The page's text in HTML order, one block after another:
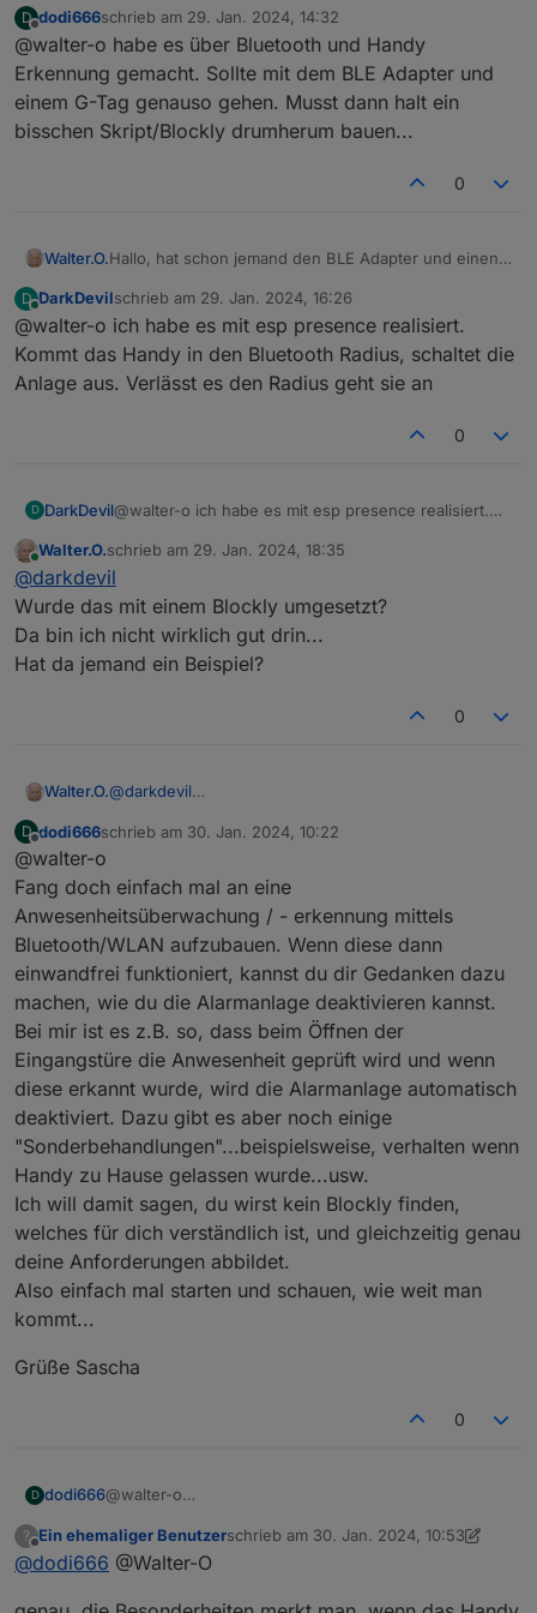
Möchte erreichen das wenn der G-tag von BLE
erkannt wird das die Alarmanlage abgeschalten wird.
Hoffe mir kann geholfen werden. Danke
D
Offline
dodi666schrieb am 29. Jan. 2024, 14:32
zuletzt editiert von
@walter-o habe es über Bluetooth und Handy
Erkennung gemacht. Sollte mit dem BLE Adapter und
einem G-Tag genauso gehen. Musst dann halt ein
bisschen Skript/Blockly drumherum bauen...
0
Walter.O.Hallo, hat schon jemand den BLE Adapter und einen
Möchte erreichen das wenn der G-tag von BLE
erkannt wird das die Alarmanlage abgeschalten wird.
Hoffe mir kann geholfen werden. Danke
D
Online
DarkDevilschrieb am 29. Jan. 2024, 16:26
zuletzt editiert von
@walter-o ich habe es mit esp presence realisiert.
Kommt das Handy in den Bluetooth Radius, schaltet die
Anlage aus. Verlässt es den Radius geht sie an
0
D DarkDevil@walter-o ich habe es mit esp presence realisiert.
die Anlage aus. Verlässt es den Radius geht sie an
Online
Walter.O.schrieb am 29. Jan. 2024, 18:35
zuletzt editiert von
@darkdevil
Wurde das mit einem Blockly umgesetzt?
Da bin ich nicht wirklich gut drin...
Hat da jemand ein Beispiel?
0
Walter.O.@darkdevil
Da bin ich nicht wirklich gut drin...
D
Offline
dodi666schrieb am 30. Jan. 2024, 10:22
zuletzt editiert von
@walter-o
Fang doch einfach mal an eine
Anwesenheitsüberwachung / - erkennung mittels
Bluetooth/WLAN aufzubauen. Wenn diese dann
einwandfrei funktioniert, kannst du dir Gedanken dazu
machen, wie du die Alarmanlage deaktivieren kannst.
Bei mir ist es z.B. so, dass beim Öffnen der
Eingangstüre die Anwesenheit geprüft wird und wenn
diese erkannt wurde, wird die Alarmanlage automatisch
deaktiviert. Dazu gibt es aber noch einige
"Sonderbehandlungen"...beispielsweise, verhalten wenn
Handy zu Hause gelassen wurde...usw.
Ich will damit sagen, du wirst kein Blockly finden,
welches für dich verständlich ist, und gleichzeitig genau
deine Anforderungen abbildet.
Also einfach mal starten und schauen, wie weit man
kommt...
Grüße Sascha
0
D dodi666@walter-o
Anwesenheitsüberwachung / - erkennung mittels
Bluetooth/WLAN aufzubauen. Wenn diese dann
dazu machen, wie du die Alarmanlage deaktivieren
Grüße Sascha
?
Offline
Ein ehemaliger Benutzerschrieb am 30. Jan. 2024, 10:53
zuletzt editiert von Ein ehemaliger
@dodi666 @Walter-O